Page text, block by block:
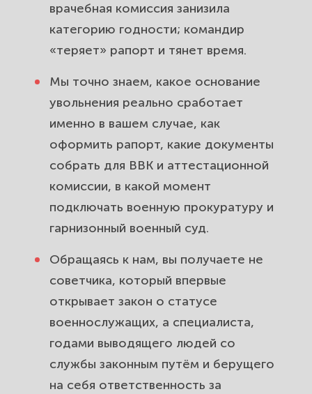
врачебная комиссия занизила
категорию годности; командир
«теряет» рапорт и тянет время.
Мы точно знаем, какое основание
увольнения реально сработает
именно в вашем случае, как
оформить рапорт, какие документы
собрать для ВВК и аттестационной
комиссии, в какой момент
подключать военную прокуратуру и
гарнизонный военный суд.
Обращаясь к нам, вы получаете не
советчика, который впервые
открывает закон о статусе
военнослужащих, а специалиста,
годами выводящего людей со
службы законным путём и берущего
на себя ответственность за